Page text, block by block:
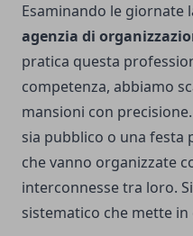
Esaminando le giornate
agenzia di
pratica questa
competenza, abbiamo
mansioni con
sia pubblico o una festa
che vanno organizzate
interconnesse tra loro.
sistematico che mette